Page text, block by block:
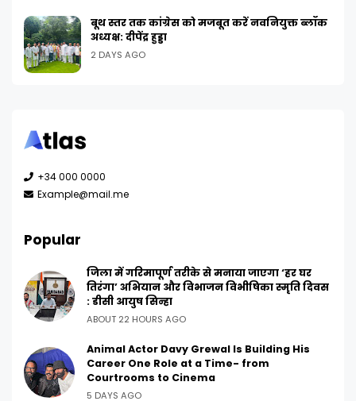
बूथ स्तर तक कांग्रेस को मजबूत करें नवनियुक्त ब्लॉक
अध्यक्ष: दीपेंद्र हुड्डा
2 DAYS AGO
+34 000 0000
Example@mail.me
Popular
जिला में गरिमापूर्ण तरीके से मनाया जाएगा ‘हर घर
तिरंगा’ अभियान और विभाजन विभीषिका स्मृति दिवस
: डीसी आयुष सिन्हा
ABOUT 22 HOURS AGO
Animal Actor Davy Grewal Is Building His
Career One Role at a Time- from
Courtrooms to Cinema
5 DAYS AGO